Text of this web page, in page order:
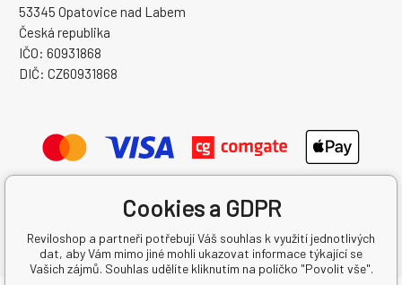
53345 Opatovice nad Labem
Česká republika
IČO: 60931868
DIČ: CZ60931868
Cookies a GDPR
Reviloshop a partneři potřebují Váš souhlas k využití jednotlivých
dat, aby Vám mimo jiné mohli ukazovat informace týkající se
Vašich zájmů. Souhlas udělíte kliknutím na políčko "Povolit vše".